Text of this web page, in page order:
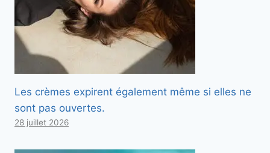
Les crèmes expirent également même si elles ne
sont pas ouvertes.
28 juillet 2026